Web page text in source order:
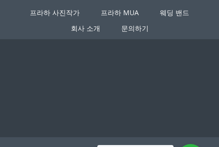
프라하 사진작가 프라하 MUA
웨딩 밴드
회사 소개
문의하기